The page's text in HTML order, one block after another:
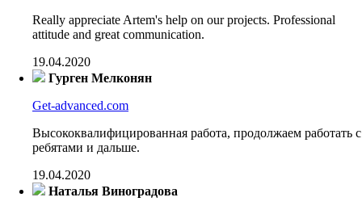
Really appreciate Artem's help on our projects. Professional
attitude and great communication.
19.04.2020
Гурген Мелконян
Get-advanced.com
Высококвалифицированная работа, продолжаем работать с
ребятами и дальше.
19.04.2020
Наталья Виноградова